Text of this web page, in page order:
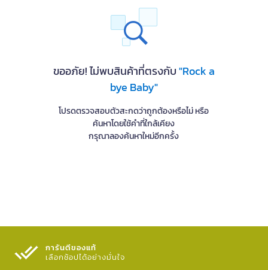
ขออภัย! ไม่พบสินค้าที่ตรงกับ"Rock a
bye Baby"
โปรดตรวจสอบตัวสะกดว่าถูกต้องหรือไม่ หรือ
ค้นหาโดยใช้คำที่ใกล้เคียง
กรุณาลองค้นหาใหม่อีกครั้ง
การันตีของแท้
เลือกช้อปได้อย่างมั่นใจ​